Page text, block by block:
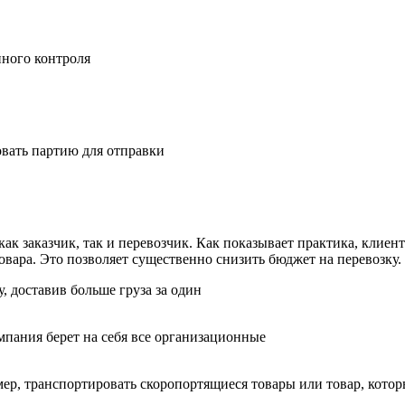
контроля
партию для отправки
заказчик, так и перевозчик. Как показывает практика,
Это позволяет существенно снизить бюджет на перевозку.
доставив больше груза за один
берет на себя все организационные
транспортировать скоропортящиеся товары или товар,